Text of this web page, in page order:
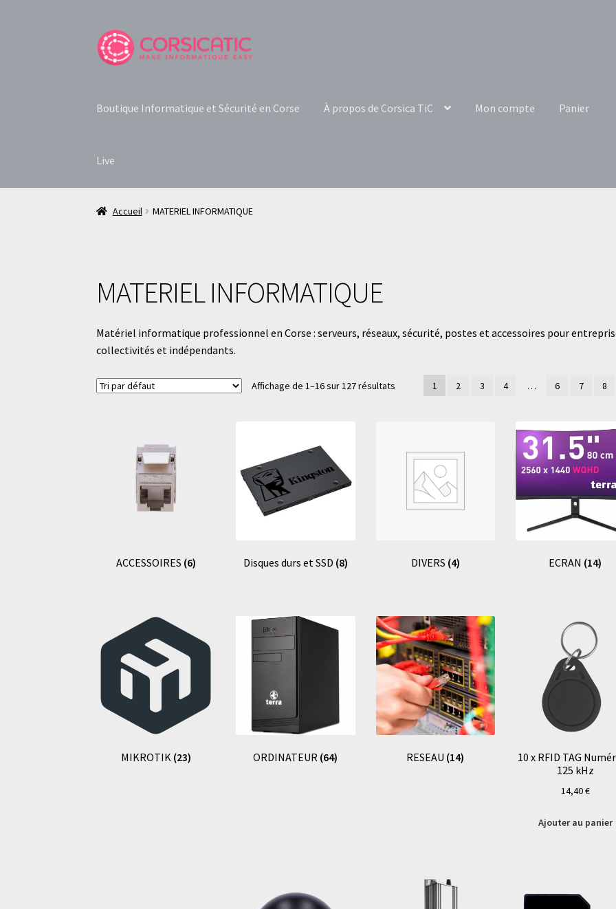
Aller
à
Aller
au
Boutique Informatique et Sécurité en Corse À propos de Corsica TiC Mon compte Panier
Live
Accueil MATERIEL INFORMATIQUE
MATERIEL INFORMATIQUE
Matériel informatique professionnel en Corse : serveurs, réseaux, sécurité, postes et accessoires pour
collectivités et indépendants.
Affichage de 1–16 sur 127 résultats 1 2 3 4 … 6 7 8
ACCESSOIRES (6) Disques durs et SSD (8) DIVERS (4) ECRAN (14)
MIKROTIK (23) ORDINATEUR (64) RESEAU (14)
10 x RFID TAG
125 kHz
14,40€
Ajouter au panier